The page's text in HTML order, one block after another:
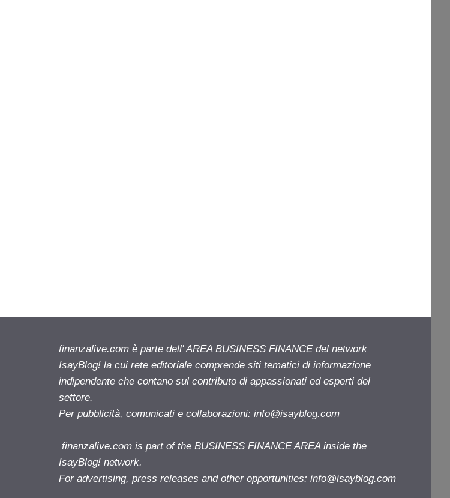
finanzalive.com è parte dell' AREA BUSINESS FINANCE del network
IsayBlog! la cui rete editoriale comprende siti tematici di informazione
indipendente che contano sul contributo di appassionati ed esperti del
settore.
Per pubblicità, comunicati e collaborazioni: info@isayblog.com
finanzalive.com is part of the BUSINESS FINANCE AREA inside the
IsayBlog! network.
For advertising, press releases and other opportunities: info@isayblog.com